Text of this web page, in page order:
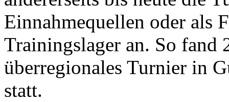
Einnahmequellen oder als
Trainingslager an. So
überregionales Turnier in
statt.